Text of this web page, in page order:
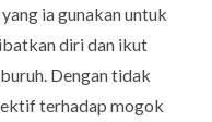
ia gunakan untuk
diri dan ikut
Dengan tidak
terhadap mogok